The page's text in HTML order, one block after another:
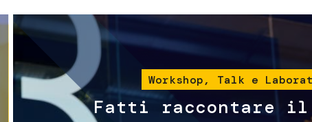
Immagine
Workshop, Talk e
Fatti raccontare il